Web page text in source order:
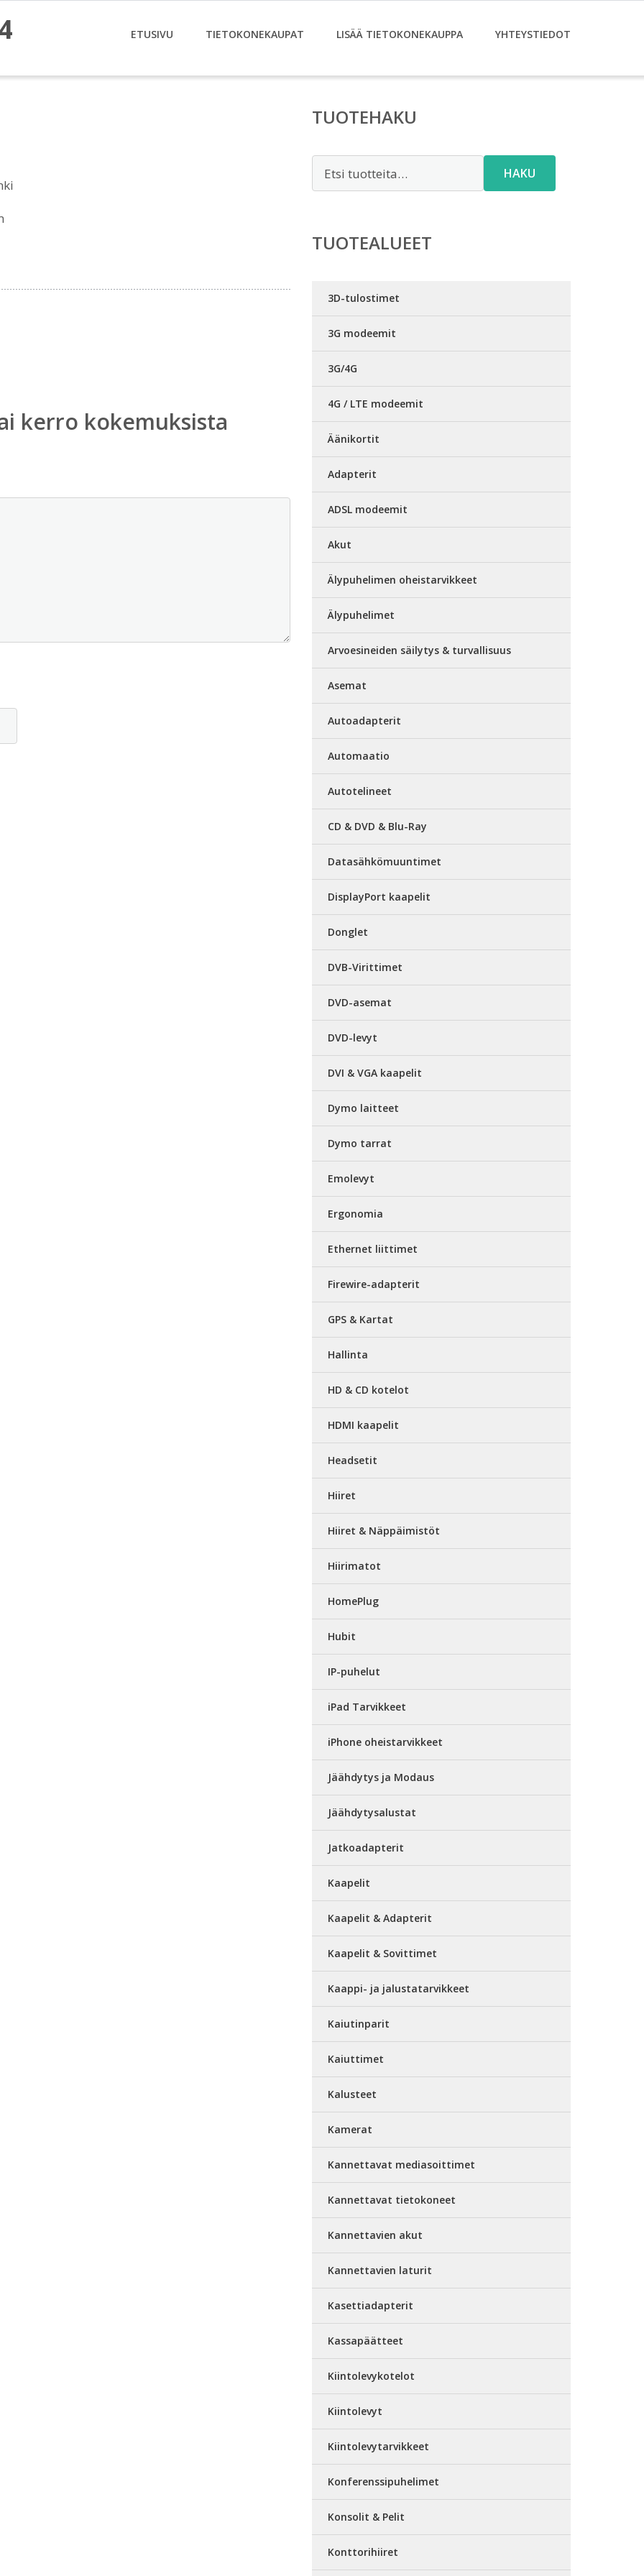
ETUSIVU TIETOKONEKAUPAT LISÄÄ TIETOKONEKAUPPA YHTEYSTIEDOT
kerro kokemuksista
TUOTEHAKU
HAKU
TUOTEALUEET
3D-tulostimet
3G modeemit
3G/4G
4G / LTE modeemit
Äänikortit
Adapterit
ADSL modeemit
Akut
Älypuhelimen oheistarvikkeet
Älypuhelimet
Arvoesineiden säilytys & turvallisuus
Asemat
Autoadapterit
Automaatio
Autotelineet
CD & DVD & Blu-Ray
Datasähkömuuntimet
DisplayPort kaapelit
Donglet
DVB-Virittimet
DVD-asemat
DVD-levyt
DVI & VGA kaapelit
Dymo laitteet
Dymo tarrat
Emolevyt
Ergonomia
Ethernet liittimet
Firewire-adapterit
GPS & Kartat
Hallinta
HD & CD kotelot
HDMI kaapelit
Headsetit
Hiiret
Hiiret & Näppäimistöt
Hiirimatot
HomePlug
Hubit
IP-puhelut
iPad Tarvikkeet
iPhone oheistarvikkeet
Jäähdytys ja Modaus
Jäähdytysalustat
Jatkoadapterit
Kaapelit
Kaapelit & Adapterit
Kaapelit & Sovittimet
Kaappi- ja jalustatarvikkeet
Kaiutinparit
Kaiuttimet
Kalusteet
Kamerat
Kannettavat mediasoittimet
Kannettavat tietokoneet
Kannettavien akut
Kannettavien laturit
Kasettiadapterit
Kassapäätteet
Kiintolevykotelot
Kiintolevyt
Kiintolevytarvikkeet
Konferenssipuhelimet
Konsolit & Pelit
Konttorihiiret